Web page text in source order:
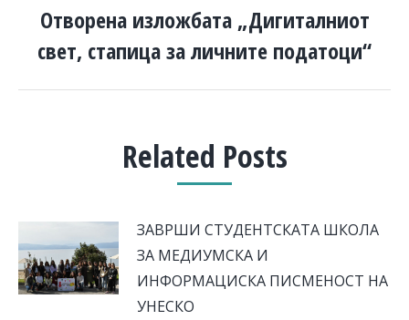
Next
post:
Отворена изложбата „Дигиталниот
свет, стапица за личните податоци“
Related Posts
ЗАВРШИ СТУДЕНТСКАТА ШКОЛА
ЗА МЕДИУМСКА И
ИНФОРМАЦИСКА ПИСМЕНОСТ НА
УНЕСКО